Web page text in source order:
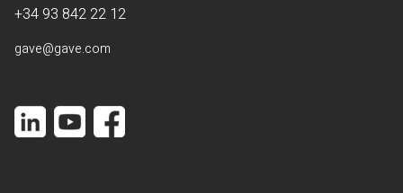
+34 93 842 22 12
gave@gave.com